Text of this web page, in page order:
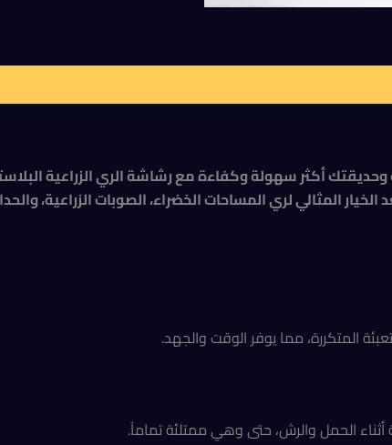
12 لتر . اجعل العناية بنباتاتك وحديقتك أكثر سهولة وكفاءة مع رشاشة
المثالي لري المساحات الخضراء، الصوبات الزراعية،
المتكررة، مما يوفر الوقت والجهد.
الحمل والرش، حتى وهي ممتلئة تماماً.